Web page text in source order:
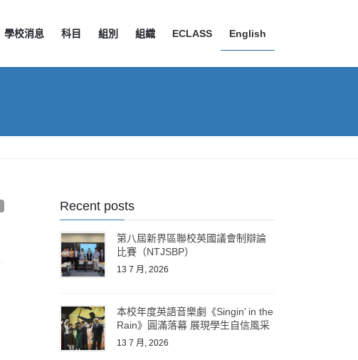
學校消息 科目 組別 組織 ECLASS English
Recent posts
第八屆新界區聯校英國議會制辯論
比賽（NTJSBP）
13 7 月, 2026
本校年度英語音樂劇《Singin’ in the
Rain》圓滿落幕 展現學生自信風采
13 7 月, 2026